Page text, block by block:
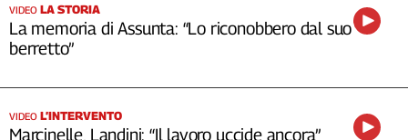
VIDEO LA STORIA
La memoria di Assunta: “Lo riconobbero dal suo
berretto”
VIDEO L’INTERVENTO
Marcinelle, Landini: “Il lavoro uccide ancora”